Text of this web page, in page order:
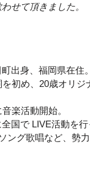
せて頂きました。
出身、福岡県在住。
初め、20歳オリジ
楽活動開始。
国で LIVE活動を行
ング歌唱など、勢